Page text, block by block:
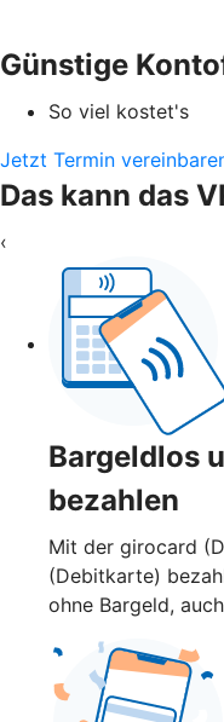
Günstige
So viel kostet's
Jetzt Termin
Das kann das
‹
Bargeldlos
bezahlen
Mit der girocard
(Debitkarte)
ohne Bargeld,